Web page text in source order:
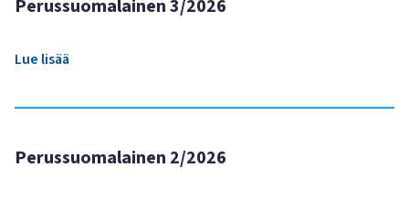
Perussuomalainen 3/2026
Lue lisää
Perussuomalainen 2/2026